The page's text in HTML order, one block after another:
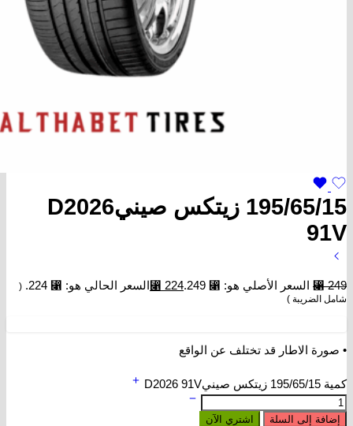
195/65/15 زيتكس صينيD2026
91V
⃁249 السعر الأصلي هو: ⃁ 249. ⃁ 224 السعر الحالي هو: ⃁ 224.
(
شامل الضريبة )
• صورة الاطار قد تختلف عن الواقع
كمية 195/65/15 زيتكس صينيD2026 91V
إضافة إلى السلة اشتري الآن